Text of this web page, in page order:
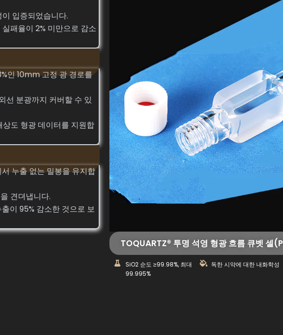
입증되었습니다.
패율이 2% 미만으로 감소
인 10mm 고정 광 경로를
선 분광까지 커버할 수 있
도 형광 데이터를 지원합
누출 없는 밀봉을 유지합
견뎌냅니다.
이 95% 감소한 것으로 보
TOQUARTZ® 투명 석영 형광 흐름 큐벳 셀
SiO2 순도 ≥99.98%, 최대
99.995%
독한 시약에 대한 내화학성